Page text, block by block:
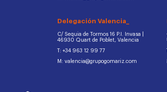
Delegación Valencia_
C/ Sequia de Tormos 16 P.I. Invasa |
46930 Quart de Poblet, Valencia
T: +34 963 12 99 77
M: valencia@grupogomariz.com